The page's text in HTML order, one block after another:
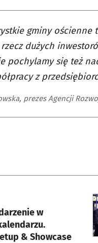
gminy
dużych
pochylamy się też
z
prezes Agencji
w
& Showcase